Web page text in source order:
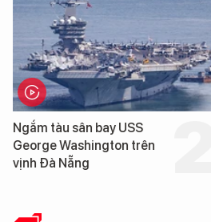
Cảnh sát diễn tập đấu
súng với khủng bố, bảo vệ
yếu nhân